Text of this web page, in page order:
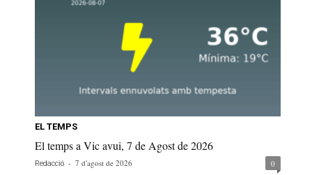
EL TEMPS
El temps a Vic avui, 7 de Agost de 2026
Redacció - 7 d'agost de 2026 0